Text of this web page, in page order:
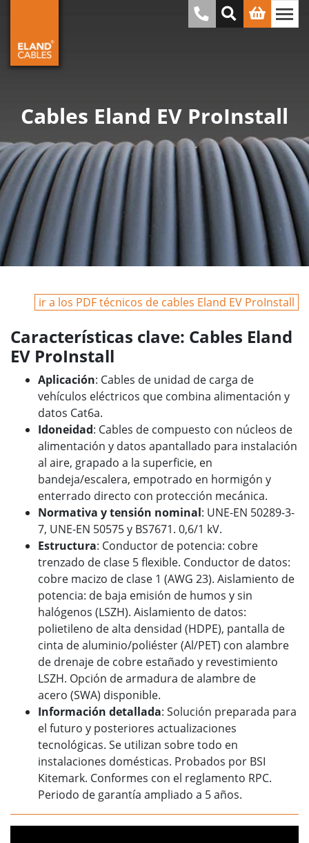
Cables Eland EV ProInstall
ir a los PDF técnicos de cables Eland EV ProInstall
Características clave: Cables Eland
EV ProInstall
Aplicación: Cables de unidad de carga de
vehículos eléctricos que combina alimentación y
datos Cat6a.
Idoneidad: Cables de compuesto con núcleos de
alimentación y datos apantallado para instalación
al aire, grapado a la superficie, en
bandeja/escalera, empotrado en hormigón y
enterrado directo con protección mecánica.
Normativa y tensión nominal: UNE-EN 50289-3-
7, UNE-EN 50575 y BS7671. 0,6/1 kV.
Estructura: Conductor de potencia: cobre
trenzado de clase 5 flexible. Conductor de datos:
cobre macizo de clase 1 (AWG 23). Aislamiento de
potencia: de baja emisión de humos y sin
halógenos (LSZH). Aislamiento de datos:
polietileno de alta densidad (HDPE), pantalla de
cinta de aluminio/poliéster (Al/PET) con alambre
de drenaje de cobre estañado y revestimiento
LSZH. Opción de armadura de alambre de
acero (SWA) disponible.
Información detallada: Solución preparada para
el futuro y posteriores actualizaciones
tecnológicas. Se utilizan sobre todo en
instalaciones domésticas. Probados por BSI
Kitemark. Conformes con el reglamento RPC.
Periodo de garantía ampliado a 5 años.